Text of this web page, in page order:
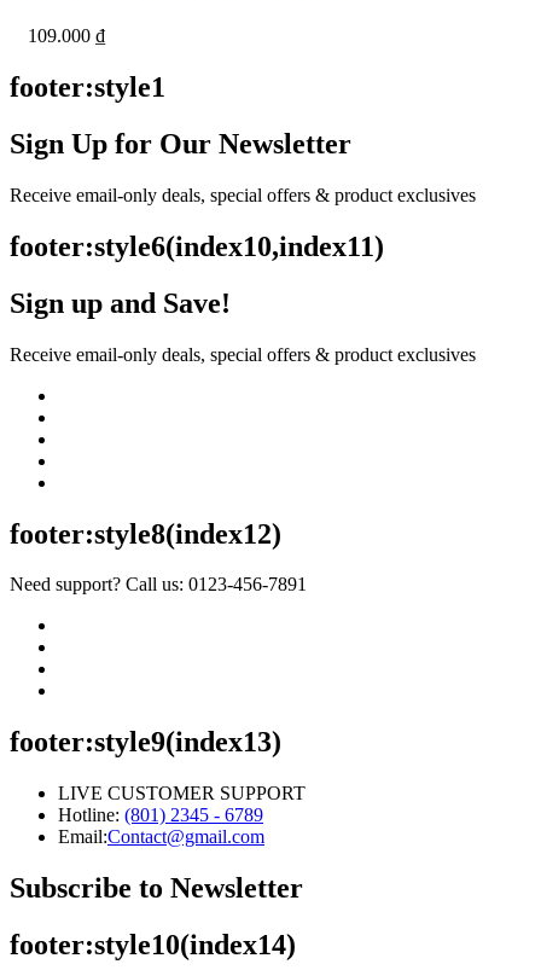
109.000 ₫
footer:style1
Sign Up for Our Newsletter
Receive email-only deals, special offers & product exclusives
footer:style6(index10,index11)
Sign up and Save!
Receive email-only deals, special offers & product exclusives
footer:style8(index12)
Need support? Call us: 0123-456-7891
footer:style9(index13)
LIVE CUSTOMER SUPPORT
Hotline: (801) 2345 - 6789
Email:Contact@gmail.com
Subscribe to Newsletter
footer:style10(index14)